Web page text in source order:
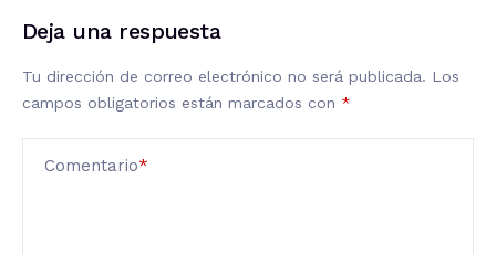
Deja una respuesta
Tu dirección de correo electrónico no será publicada. Los
campos obligatorios están marcados con *
Comentario*